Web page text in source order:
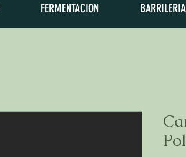
FERMENTACION